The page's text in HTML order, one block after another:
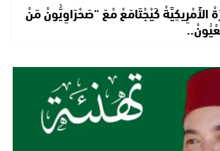
الأَمْرِيكِيَّةْ كَيْجْتَامَعْ مْعَ “صَحْرَاوِيُّونْ مَنْ